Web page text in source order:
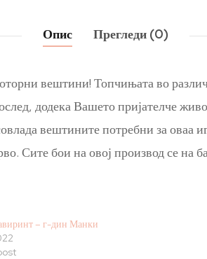
Опис Прегледи (0)
вештини! Топчињата во
додека Вашето пријателче
вештините потребни за оваа
Сите бои на овој производ се на
– г-дин Манки